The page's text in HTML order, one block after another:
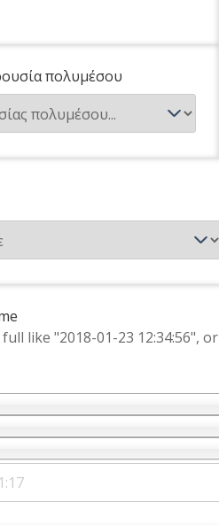
πολυμέσου
like "2018-01-23 12:34:56",